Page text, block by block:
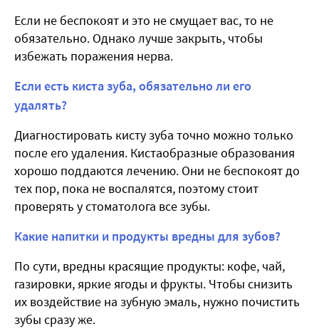
Если не беспокоят и это не смущает вас, то не
обязательно. Однако лучше закрыть, чтобы
избежать поражения нерва.
Если есть киста зуба, обязательно ли его
удалять?
Диагностировать кисту зуба точно можно только
после его удаления. Кистаобразные образования
хорошо поддаются лечению. Они не беспокоят до
тех пор, пока не воспалятся, поэтому стоит
проверять у стоматолога все зубы.
Какие напитки и продукты вредны для зубов?
По сути, вредны красящие продукты: кофе, чай,
газировки, яркие ягоды и фрукты. Чтобы снизить
их воздействие на зубную эмаль, нужно почистить
зубы сразу же.